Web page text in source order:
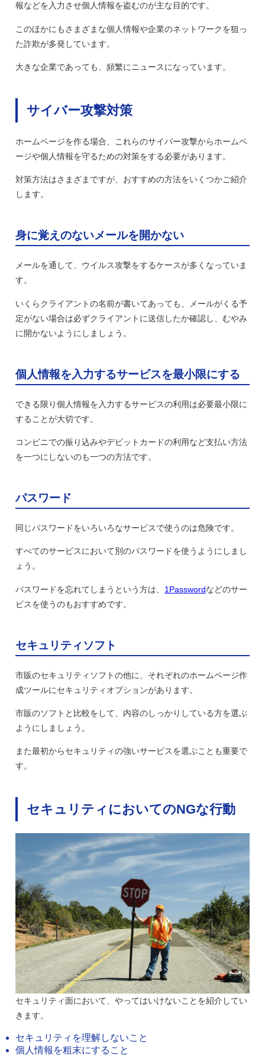
報などを入力させ個人情報を盗むのが主な目的です。
このほかにもさまざまな個人情報や企業のネットワークを狙っ
た詐欺が多発しています。
大きな企業であっても、頻繁にニュースになっています。
サイバー攻撃対策
ホームページを作る場合、これらのサイバー攻撃からホームペ
ージや個人情報を守るための対策をする必要があります。
対策方法はさまざまですが、おすすめの方法をいくつかご紹介
します。
身に覚えのないメールを開かない
メールを通して、ウイルス攻撃をするケースが多くなっていま
す。
いくらクライアントの名前が書いてあっても、メールがくる予
定がない場合は必ずクライアントに送信したか確認し、むやみ
に開かないようにしましょう。
個人情報を入力するサービスを最小限にする
できる限り個人情報を入力するサービスの利用は必要最小限に
することが大切です。
コンビニでの振り込みやデビットカードの利用など支払い方法
を一つにしないのも一つの方法です。
パスワード
同じパスワードをいろいろなサービスで使うのは危険です。
すべてのサービスにおいて別のパスワードを使うようにしまし
ょう。
パスワードを忘れてしまうという方は、 1Passwordなどのサー
ビスを使うのもおすすめです。
セキュリティソフト
市販のセキュリティソフトの他に、それぞれのホームページ作
成ツールにセキュリティオプションがあります。
市販のソフトと比較をして、内容のしっかりしている方を選ぶ
ようにしましょう。
また最初からセキュリティの強いサービスを選ぶことも重要で
す。
セキュリティにおいてのNGな行動
セキュリティ面において、やってはいけないことを紹介してい
きます。
セキュリティを理解しないこと
個人情報を粗末にすること